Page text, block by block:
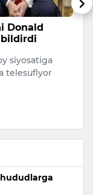
Donald
siyosatiga
telesuflyor